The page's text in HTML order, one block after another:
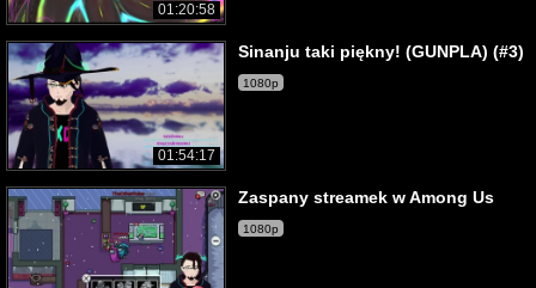
01:20:58
01:54:17
Sinanju taki piękny! (GUNPLA) (#3)
1080p
Zaspany streamek w Among Us
1080p